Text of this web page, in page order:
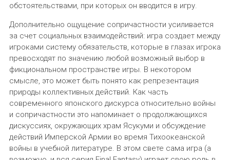
обстоятельствами, при которых он вводится в игру.
Дополнительно ощущение сопричастности усиливается
за счет социальных взаимодействий: игра создает между
игроками систему обязательств, которые в глазах игрока
превосходят по значению любой возможный выбор в
фикциональном пространстве игры. В некотором
смысле, это может быть понято как репрезентация
природы коллективных действий. Как часть
современного японского дискурса относительно войны
и сопричастности это напоминает о продолжающихся
дискуссиях, окружающих храм Ясукуми и обсуждение
действий Имперской Армии во время Тихоокеанской
войны в учебной литературе. В этом свете сама игра (а